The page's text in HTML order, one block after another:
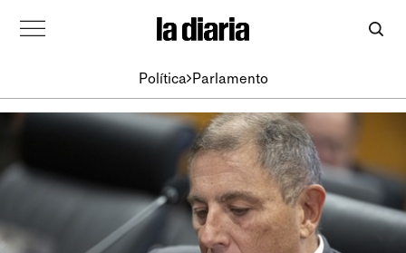
Política Parlamento